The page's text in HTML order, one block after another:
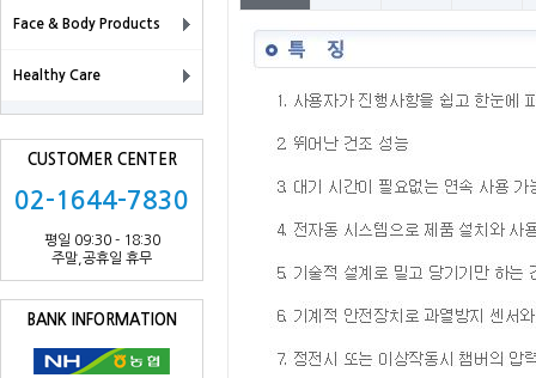
Face & Body Products
Healthy Care
CUSTOMER CENTER
02-1644-7830
평일 09:30 - 18:30
주말,공휴일 휴무
BANK INFORMATION